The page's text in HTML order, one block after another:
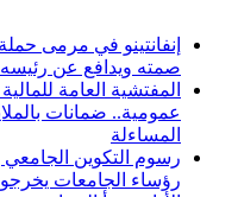
إنفانتينو في مرمى
صمته ويدافع عن
المفتشية العامة
عمومية.. ضمانات
المساءلة
رسوم التكوين
رؤساء الجامعات